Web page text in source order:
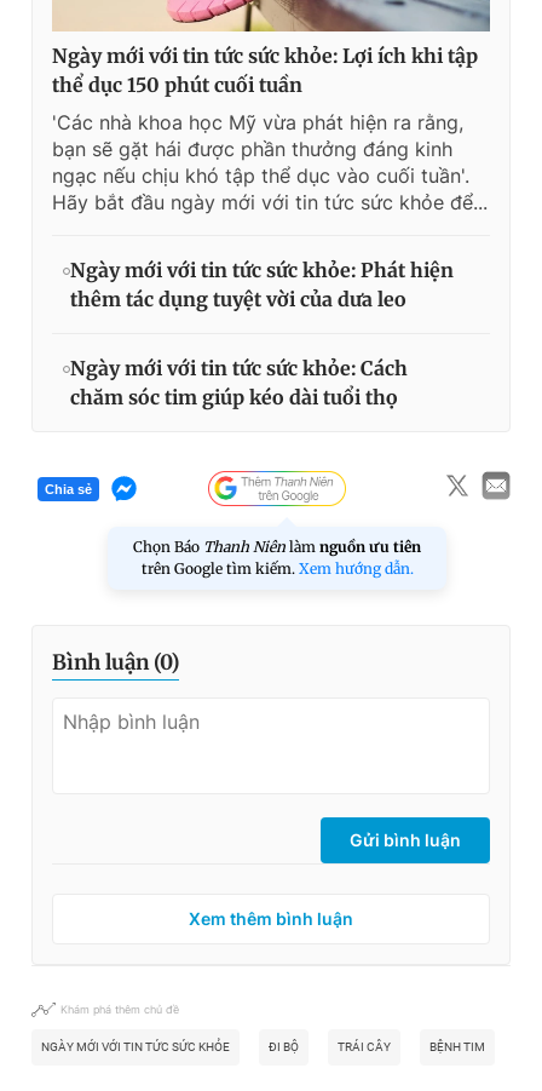
Ngày mới với tin tức sức khỏe: Lợi ích khi tập
thể dục 150 phút cuối tuần
'Các nhà khoa học Mỹ vừa phát hiện ra rằng,
bạn sẽ gặt hái được phần thưởng đáng kinh
ngạc nếu chịu khó tập thể dục vào cuối tuần'.
Hãy bắt đầu ngày mới với tin tức sức khỏe để...
Ngày mới với tin tức sức khỏe: Phát hiện
thêm tác dụng tuyệt vời của dưa leo
Ngày mới với tin tức sức khỏe: Cách
chăm sóc tim giúp kéo dài tuổi thọ
Chia sẻ
Chọn Báo Thanh Niên làm nguồn ưu tiên
trên Google tìm kiếm. Xem hướng dẫn.
Bình luận (0)
Gửi bình luận
Xem thêm bình luận
Khám phá thêm chủ đề
NGÀY MỚI VỚI TIN TỨC SỨC KHỎE ĐI BỘ TRÁI CÂY BỆNH TIM